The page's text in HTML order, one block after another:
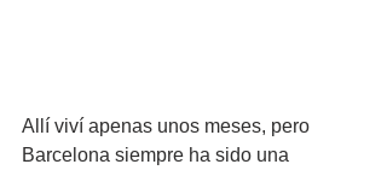
Allí viví apenas unos meses, pero
Barcelona siempre ha sido una